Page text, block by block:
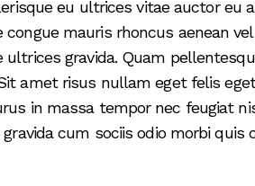
eu ultrices vitae auctor eu
congue mauris rhoncus aenean
ultrices gravida. Quam
amet risus nullam eget felis
in massa tempor nec feugiat
cum sociis odio morbi quis